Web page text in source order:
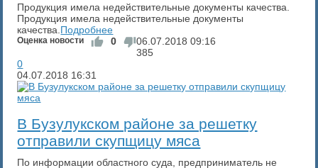
Продукция имела недействительные документы качества.
Продукция имела недействительные документы
качества. Подробнее
Оценка новости 0 06.07.2018 09:16
385
0
04.07.2018 16:31
В Бузулукском районе за решетку
отправили скупщицу мяса
По информации областного суда, предприниматель не